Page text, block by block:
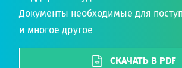
Документы необходимые для
и многое другое
СКАЧАТЬ В PDF